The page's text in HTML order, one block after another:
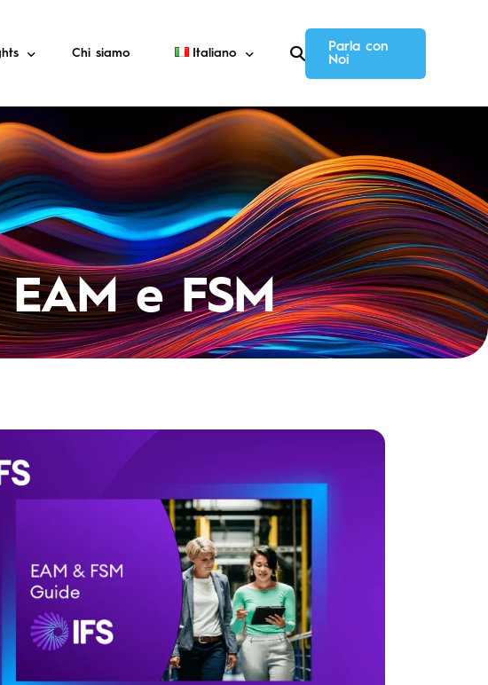
Service Management (FSM)
Chi siamo Italiano
English
Parla con
Noi
e FSM